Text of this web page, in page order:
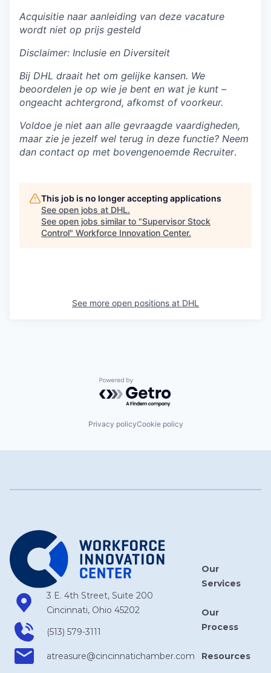
Acquisitie naar aanleiding van deze vacature
wordt niet op prijs gesteld
Disclaimer: Inclusie en Diversiteit
Bij DHL draait het om gelijke kansen. We
beoordelen je op wie je bent en wat je kunt –
ongeacht achtergrond, afkomst of voorkeur.
Voldoe je niet aan alle gevraagde vaardigheden,
maar zie je jezelf wel terug in deze functie? Neem
dan contact op met bovengenoemde Recruiter.
This job is no longer accepting applications
See open jobs at DHL.
See open jobs similar to "Supervisor Stock
Control" Workforce Innovation Center.
See more open positions at DHL
Powered by Getro.com
Privacy policyCookie policy
3 E. 4th Street, Suite 200
Cincinnati, Ohio 45202
(513) 579-3111
atreasure​@cincinnatichamber​.com
Our
Services
Our
Process
Resources